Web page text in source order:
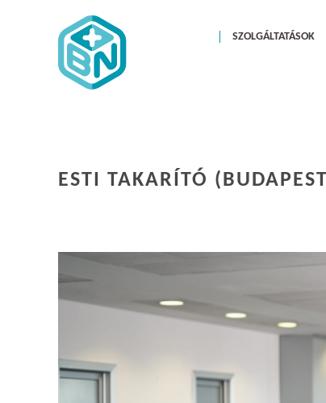
SZOLGÁLTATÁSOK
ESTI TAKARÍTÓ